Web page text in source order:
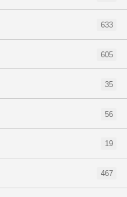
633
605
35
56
19
467